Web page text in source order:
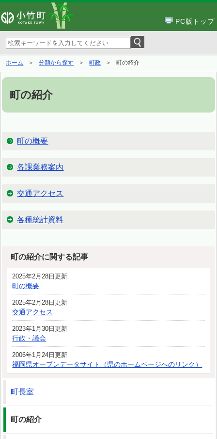
PC版トップ
ホーム 分類から探す 町政 町の紹介
町の紹介
町の概要
各課業務案内
交通アクセス
各種統計資料
町の紹介に関する記事
2025年2月28日更新
町の概要
2025年2月28日更新
交通アクセス
2023年1月30日更新
行政・議会
2006年1月24日更新
福岡県オープンデータサイト（県のホームページへのリンク）
町長室
町の紹介